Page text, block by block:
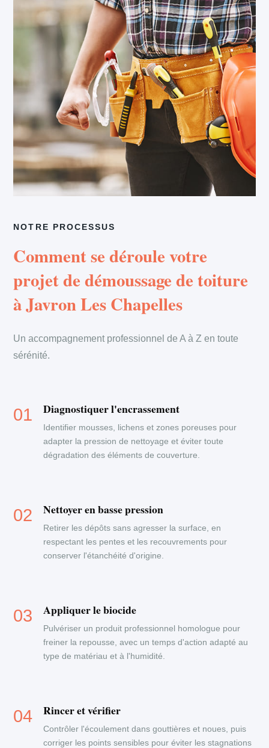
NOTRE PROCESSUS
Comment se déroule votre
projet de démoussage de toiture
à Javron Les Chapelles
Un accompagnement professionnel de A à Z en toute
sérénité.
Diagnostiquer l'encrassement
Identifier mousses, lichens et zones poreuses pour
adapter la pression de nettoyage et éviter toute
dégradation des éléments de couverture.
Nettoyer en basse pression
Retirer les dépôts sans agresser la surface, en
respectant les pentes et les recouvrements pour
conserver l'étanchéité d'origine.
Appliquer le biocide
Pulvériser un produit professionnel homologue pour
freiner la repousse, avec un temps d'action adapté au
type de matériau et à l'humidité.
Rincer et vérifier
Contrôler l'écoulement dans gouttières et noues, puis
corriger les points sensibles pour éviter les stagnations